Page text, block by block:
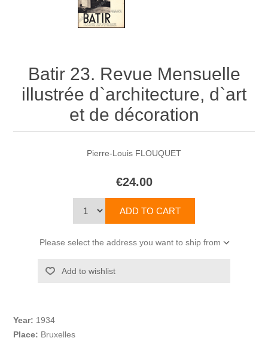
Batir 23. Revue Mensuelle
illustrée d`architecture, d`art
et de décoration
Pierre-Louis FLOUQUET
€24.00
Please select the address you want to ship from
Year: 1934
Place: Bruxelles